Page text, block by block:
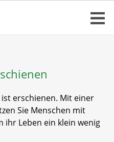
erschienen. Mit einer
Sie Menschen mit
ihr Leben ein klein wenig